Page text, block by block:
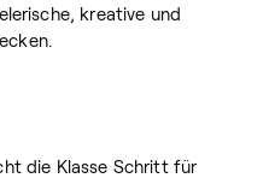
kreative und
die Klasse Schritt für